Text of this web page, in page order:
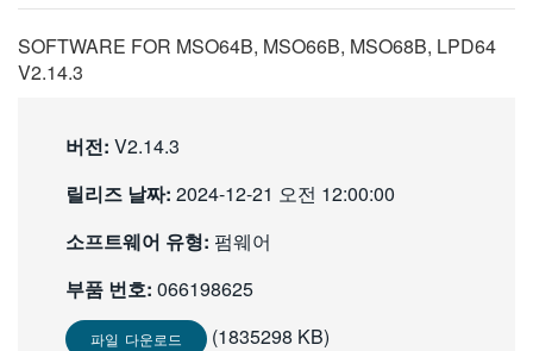
VIỆT NAM
日本語
한국어
繁體中文
SOFTWARE FOR MSO64B, MSO66B, MSO68B, LPD64
V2.14.3
버전: V2.14.3
릴리즈 날짜: 2024-12-21 오전 12:00:00
소프트웨어 유형: 펌웨어
부품 번호: 066198625
파일 다운로드
(1835298 KB)